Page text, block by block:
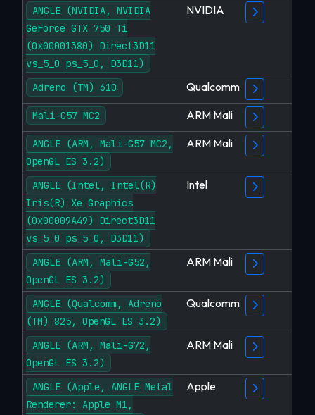
ANGLE (NVIDIA, NVIDIA
GeForce GTX 750 Ti
(0x00001380) Direct3D11
vs_5_0 ps_5_0, D3D11)
NVIDIA
Adreno (TM) 610 Qualcomm
Mali-G57 MC2 ARM Mali
ANGLE (ARM, Mali-G57 MC2,
OpenGL ES 3.2)
ARM Mali
ANGLE (Intel, Intel(R)
Iris(R) Xe Graphics
(0x00009A49) Direct3D11
vs_5_0 ps_5_0, D3D11)
Intel
ANGLE (ARM, Mali-G52,
OpenGL ES 3.2)
ARM Mali
ANGLE (Qualcomm, Adreno
(TM) 825, OpenGL ES 3.2)
Qualcomm
ANGLE (ARM, Mali-G72,
OpenGL ES 3.2)
ARM Mali
ANGLE (Apple, ANGLE Metal
Renderer: Apple M1,
Apple